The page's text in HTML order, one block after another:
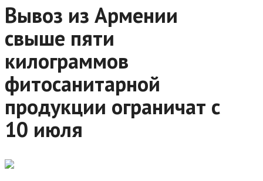
Вывоз из Армении
свыше пяти
килограммов
фитосанитарной
продукции ограничат с
10 июля